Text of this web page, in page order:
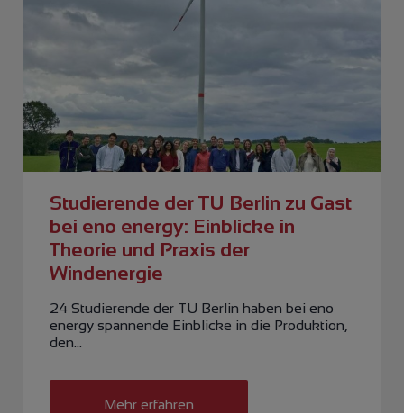
Studierende der TU Berlin zu Gast
bei eno energy: Einblicke in
Theorie und Praxis der
Windenergie
24 Studierende der TU Berlin haben bei eno
energy spannende Einblicke in die Produktion,
den…
Mehr erfahren